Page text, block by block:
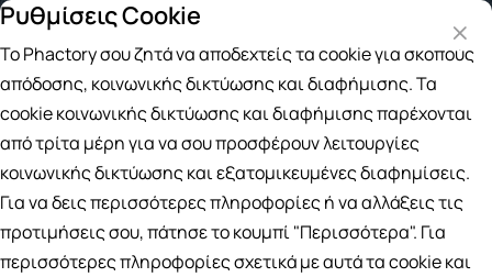
Δωρεάν μεταφορικά για αγορές άνω των
Αναζήτηση
Αρχική / ΜΗΤΕΡΑ ΚΑΙ ΠΑΙΔΙ /
Βρεφική και Παιδική Διατροφή και Ανάπτυξη
Έτοιμα Γεύματα
Έτοιμα Γεύματα
10ΠΡΟΪΟΝΤΑ
Ρυθμίσεις Cookie
Το Phactory σου ζητά να αποδεχτείς τα cookie για σκοπούς
απόδοσης, κοινωνικής δικτύωσης και διαφήμισης. Τα
cookie κοινωνικής δικτύωσης και διαφήμισης παρέχονται
από τρίτα μέρη για να σου προσφέρουν λειτουργίες
κοινωνικής δικτύωσης και εξατομικευμένες διαφημίσεις.
Για να δεις περισσότερες πληροφορίες ή να αλλάξεις τις
προτιμήσεις σου, πάτησε το κουμπί "Περισσότερα". Για
περισσότερες πληροφορίες σχετικά με αυτά τα cookie και